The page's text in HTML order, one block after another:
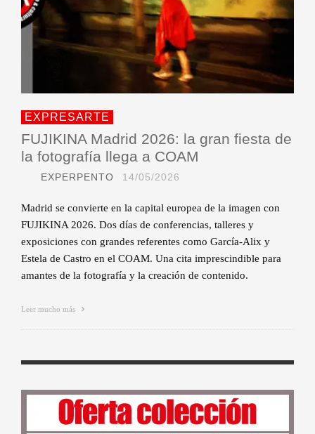
EXPRESARTE
FUJIKINA Madrid 2026: la gran fiesta de
la fotografía llega a COAM
EXPERPENTO 14/05/2026
Madrid se convierte en la capital europea de la imagen con
FUJIKINA 2026. Dos días de conferencias, talleres y
exposiciones con grandes referentes como García-Alix y
Estela de Castro en el COAM. Una cita imprescindible para
amantes de la fotografía y la creación de contenido.
Leer mucho más